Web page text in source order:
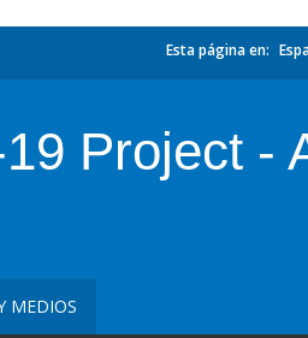
Esta página en:
Project -
MEDIOS